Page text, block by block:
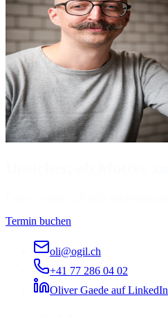
Termin buchen
oli@ogil.ch
+41 77 286 04 02
Oliver Gaede auf LinkedIn